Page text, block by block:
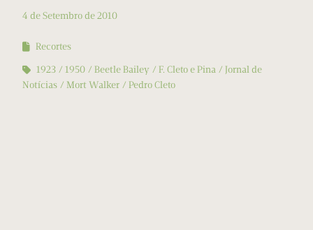
4 de Setembro de 2010
Recortes
1923
1950 Beetle Bailey F. Cleto e Pina
Jornal de
Notícias
Mort Walker Pedro Cleto